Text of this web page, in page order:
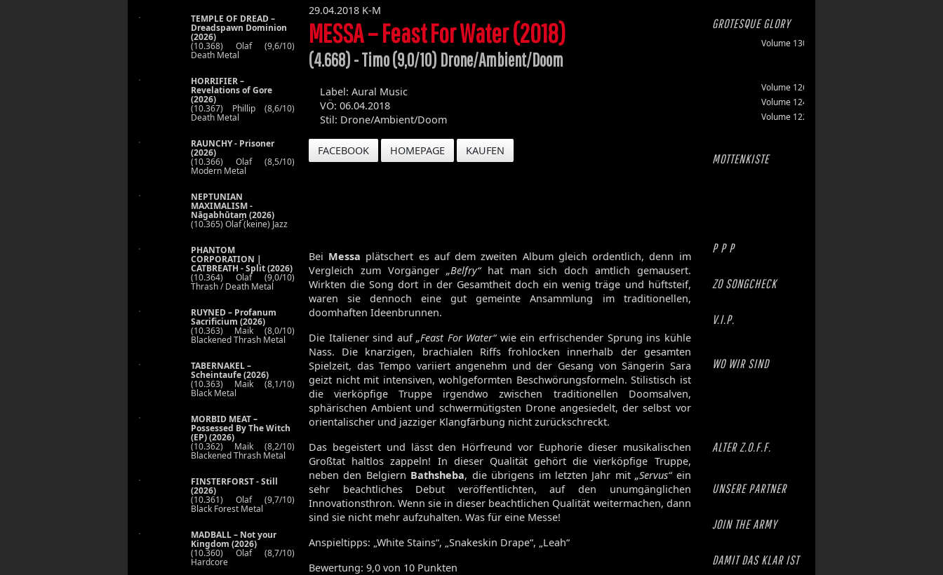
TEMPLE OF DREAD –
Dreadspawn Dominion
(2026)
(10.368) Olaf (9,6/10)
Death Metal
HORRIFIER –
Revelations of Gore
(2026)
(10.367) Phillip (8,6/10)
Death Metal
RAUNCHY - Prisoner
(2026)
(10.366) Olaf (8,5/10)
Modern Metal
NEPTUNIAN
MAXIMALISM -
Nāgabhūtaṃ (2026)
(10.365) Olaf (keine) Jazz
PHANTOM
CORPORATION |
CATBREATH - Split (2026)
(10.364) Olaf (9,0/10)
Thrash / Death Metal
RUYNED – Profanum
Sacrificium (2026)
(10.363) Maik (8,0/10)
Blackened Thrash Metal
TABERNAKEL –
Scheintaufe (2026)
(10.363) Maik (8,1/10)
Black Metal
MORBID MEAT –
Possessed By The Witch
(EP) (2026)
(10.362) Maik (8,2/10)
Blackened Thrash Metal
FINSTERFORST - Still
(2026)
(10.361) Olaf (9,7/10)
Black Forest Metal
MADBALL – Not your
Kingdom (2026)
(10.360) Olaf (8,7/10)
Hardcore
29.04.2018 K-M
MESSA – Feast For Water (2018)
(4.668) - Timo (9,0/10) Drone/Ambient/Doom
Label: Aural Music
VÖ: 06.04.2018
Stil: Drone/Ambient/Doom
FACEBOOK HOMEPAGE KAUFEN
Bei Messa plätschert es auf dem zweiten Album gleich ordentlich, denn im
Vergleich zum Vorgänger „Belfry“hat man sich doch amtlich gemausert.
Wirkten die Song dort in der Gesamtheit doch ein wenig träge und hüftsteif,
waren sie dennoch eine gut gemeinte Ansammlung im traditionellen,
doomhaften Ideenbrunnen.
Die Italiener sind auf„Feast For Water“wie ein erfrischender Sprung ins kühle
Nass. Die knarzigen, brachialen Riffs frohlocken innerhalb der gesamten
Spielzeit, das Tempo variiert angenehm und der Gesang von Sängerin Sara
geizt nicht mit intensiven, wohlgeformten Beschwörungsformeln. Stilistisch ist
die vierköpfige Truppe irgendwo zwischen traditionellen Doomsalven,
sphärischen Ambient und schwermütigsten Drone angesiedelt, der selbst vor
orientalischer und jazziger Klangfärbung nicht zurückschreckt.
Das begeistert und lässt den Hörfreund vor Euphorie dieser musikalischen
Großtat haltlos zappeln! In dieser Qualität gehört die vierköpfige Truppe,
neben den Belgiern Bathsheba, die übrigens im letzten Jahr mit„Servus“ein
sehr beachtliches Debut veröffentlichten, auf den unumgänglichen
Innovationsthron. Wenn sie in dieser beachtlichen Qualität weitermachen, dann
sind sie nicht mehr aufzuhalten. Was für eine Messe!
Anspieltipps: „White Stains“, „Snakeskin Drape“, „Leah“
Bewertung: 9,0 von 10 Punkten
GROTESQUE GLORY
Volume 131
Volume 130
Volume 129
Volume 126
Volume 124
Volume 122
MOTTENKISTE
P P P
ZO SONGCHECK
V.I.P.
WO WIR SIND
ALTER Z.O.F.F.
UNSERE PARTNER
JOIN THE ARMY
DAMIT DAS KLAR IST